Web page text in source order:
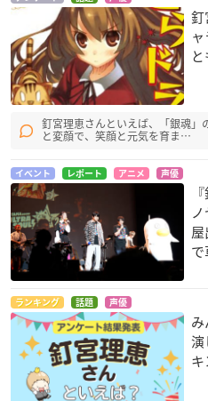
パンチライン
台初明香
銀魂（第
旦那が何を言ってい
るかわからない件 2
樹瀬リノ
たまごっち
もだいし
釘
釘宮理恵さんといえば、「銀魂」
と変顔で、笑顔と元気を育ま…
イベント レポート アニメ 声優
で
ランキング 話題 声優
演
キ